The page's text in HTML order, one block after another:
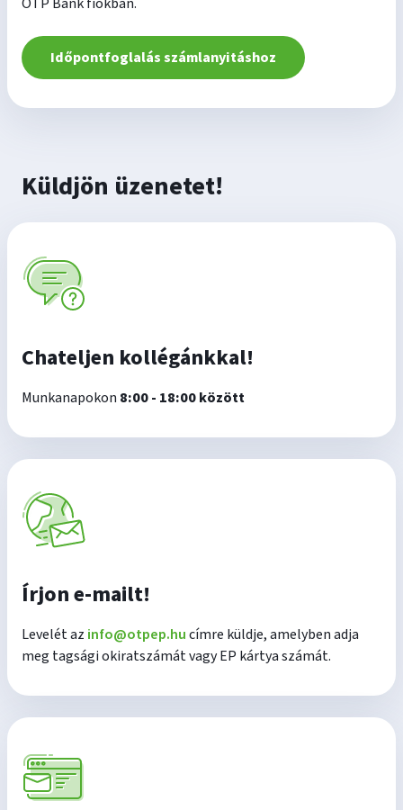
Időpontfoglalás számlanyitáshoz
Küldjön üzenetet!
Chateljen kollégánkkal!
Munkanapokon 8:00 - 18:00 között
Írjon e-mailt!
Levelét az info@otpep.hucímre küldje, amelyben adja
meg tagsági okiratszámát vagy EP kártya számát.